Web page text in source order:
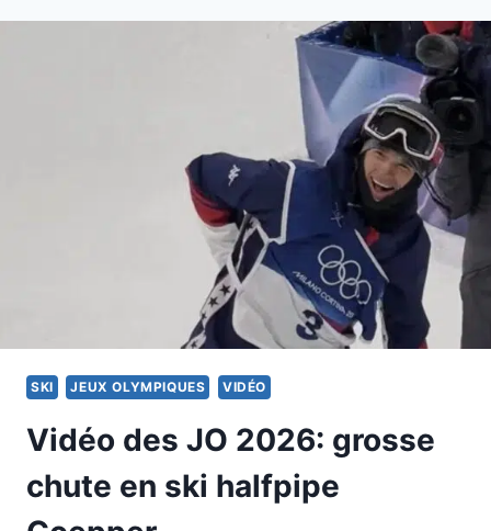
RÉALISENT
SKI JEUX OLYMPIQUES VIDÉO
Vidéo des JO 2026: grosse
chute en ski halfpipe